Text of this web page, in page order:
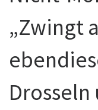
„Zwingt